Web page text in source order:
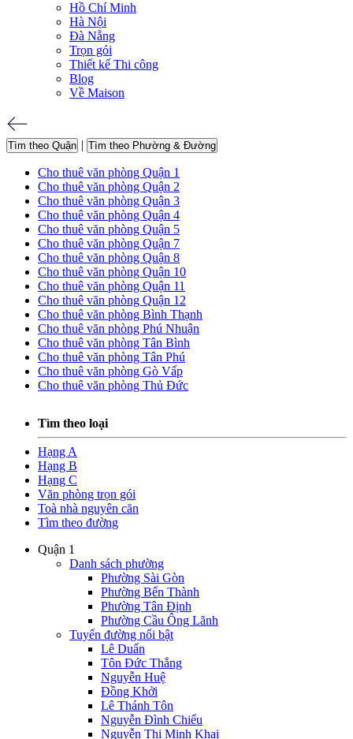
Hồ Chí Minh
Hà Nội
Đà Nẵng
Trọn gói
Thiết kế Thi công
Blog
Về Maison
Tìm theo Quận | Tìm theo Phường & Đường
Cho thuê văn phòng Quận 1
Cho thuê văn phòng Quận 2
Cho thuê văn phòng Quận 3
Cho thuê văn phòng Quận 4
Cho thuê văn phòng Quận 5
Cho thuê văn phòng Quận 7
Cho thuê văn phòng Quận 8
Cho thuê văn phòng Quận 10
Cho thuê văn phòng Quận 11
Cho thuê văn phòng Quận 12
Cho thuê văn phòng Bình Thạnh
Cho thuê văn phòng Phú Nhuận
Cho thuê văn phòng Tân Bình
Cho thuê văn phòng Tân Phú
Cho thuê văn phòng Gò Vấp
Cho thuê văn phòng Thủ Đức
Tìm theo loại
Hạng A
Hạng B
Hạng C
Văn phòng trọn gói
Toà nhà nguyên căn
Tìm theo đường
Quận 1
Danh sách phường
Phường Sài Gòn
Phường Bến Thành
Phường Tân Định
Phường Cầu Ông Lãnh
Tuyến đường nổi bật
Lê Duẩn
Tôn Đức Thắng
Nguyễn Huệ
Đồng Khởi
Lê Thánh Tôn
Nguyễn Đình Chiểu
Nguyễn Thị Minh Khai